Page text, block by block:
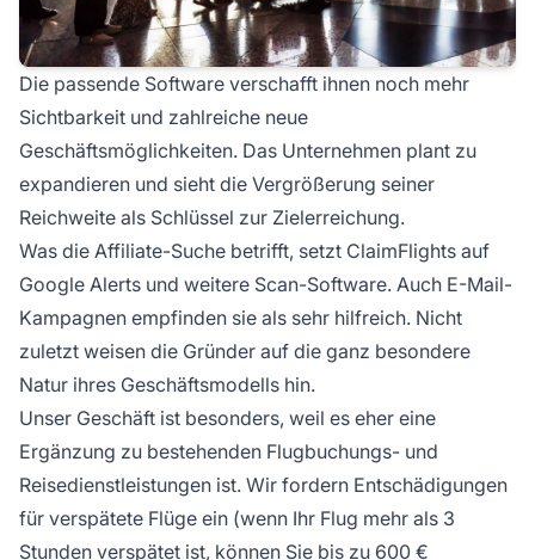
Die passende Software verschafft ihnen noch mehr
Sichtbarkeit und zahlreiche neue
Geschäftsmöglichkeiten. Das Unternehmen plant zu
expandieren und sieht die Vergrößerung seiner
Reichweite als Schlüssel zur Zielerreichung.
Was die Affiliate-Suche betrifft, setzt ClaimFlights auf
Google Alerts und weitere Scan-Software. Auch E-Mail-
Kampagnen empfinden sie als sehr hilfreich. Nicht
zuletzt weisen die Gründer auf die ganz besondere
Natur ihres Geschäftsmodells hin.
Unser Geschäft ist besonders, weil es eher eine
Ergänzung zu bestehenden Flugbuchungs- und
Reisedienstleistungen ist. Wir fordern Entschädigungen
für verspätete Flüge ein (wenn Ihr Flug mehr als 3
Stunden verspätet ist, können Sie bis zu 600 €